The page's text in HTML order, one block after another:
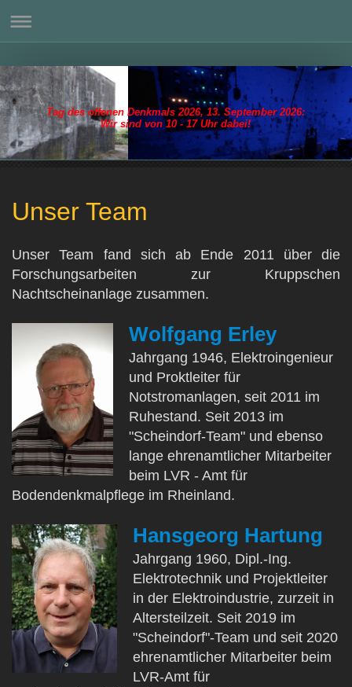
Tag des offenen Denkmals 2026, 13. September 2026:
Wir sind von 10 - 17 Uhr dabei!
Unser Team
Unser Team fand sich ab Ende 2011 über die
Forschungsarbeiten zur Kruppschen
Nachtscheinanlage zusammen.
Wolfgang Erley
Jahrgang 1946, Elektroingenieur
und Proktleiter für
Notstromanlagen, seit 2011 im
Ruhestand. Seit 2013 im
"Scheindorf-Team" und ebenso
lange ehrenamtlicher Mitarbeiter
beim LVR - Amt für
Bodendenkmalpflege im Rheinland.
Hansgeorg Hartung
Jahrgang 1960, Dipl.-Ing.
Elektrotechnik und Projektleiter
in der Elektroindustrie, zurzeit in
Altersteilzeit. Seit 2019 im
"Scheindorf"-Team und seit 2020
ehrenamtlicher Mitarbeiter beim
LVR-Amt für